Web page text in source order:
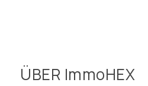
ÜBER ImmoHEX